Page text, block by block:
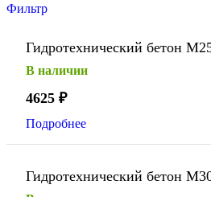
Фильтр
Гидротехнический бетон
В наличии
4625 ₽
Подробнее
Гидротехнический бетон